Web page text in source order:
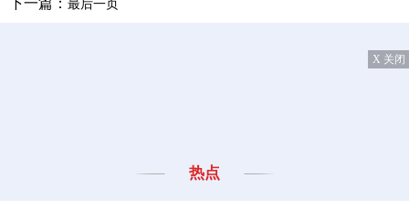
下一篇： 最后一页
X 关闭
热点